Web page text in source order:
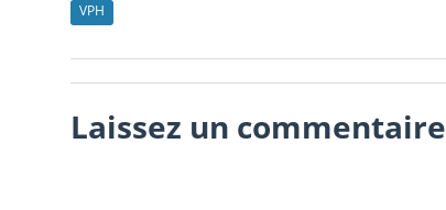
VPH
Laissez un commentaire